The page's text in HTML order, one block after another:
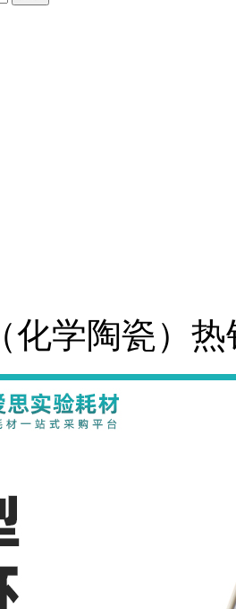
化学陶瓷）热